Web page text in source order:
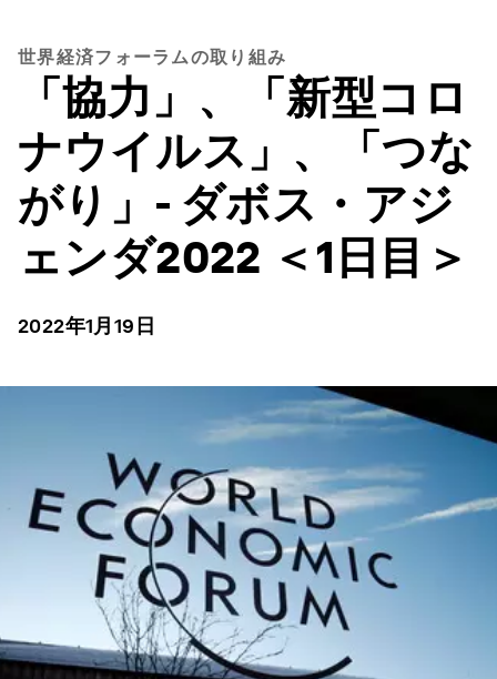
世界経済フォーラムの取り組み
「協力」、「新型コロ
ナウイルス」、「つな
がり」- ダボス・アジ
ェンダ2022 ＜1日目＞
2022年1月19日